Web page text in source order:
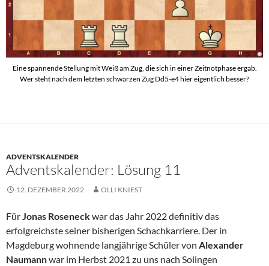
Eine spannende Stellung mit Weiß am Zug, die sich in einer Zeitnotphase ergab.
Wer steht nach dem letzten schwarzen Zug Dd5-e4 hier eigentlich besser?
ADVENTSKALENDER
Adventskalender: Lösung 11
12. DEZEMBER 2022 OLLI KNIEST
FürJonas Roseneckwar das Jahr 2022 definitiv das
erfolgreichste seiner bisherigen Schachkarriere. Der in
Magdeburg wohnende langjährige Schüler von Alexander
Naumannwar im Herbst 2021 zu uns nach Solingen